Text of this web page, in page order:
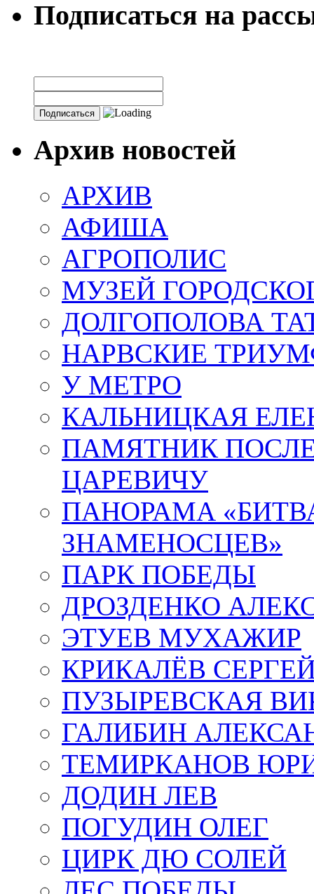
Подписаться на
Архив новостей
АРХИВ
АФИША
АГРОПОЛИС
МУЗЕЙ
ДОЛГОПОЛОВА
НАРВСКИЕ
У МЕТРО
КАЛЬНИЦКАЯ
ПАМЯТНИК
ЦАРЕВИЧУ
ПАНОРАМА
ЗНАМЕНОСЦЕВ»
ПАРК ПОБЕДЫ
ДРОЗДЕНКО
ЭТУЕВ МУХАЖИР
КРИКАЛЁВ
ПУЗЫРЕВСКАЯ
ГАЛИБИН
ТЕМИРКАНОВ
ДОДИН ЛЕВ
ПОГУДИН ОЛЕГ
ЦИРК ДЮ СОЛЕЙ